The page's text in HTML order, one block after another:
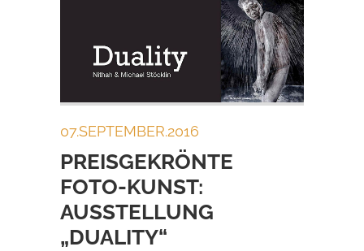
07.SEPTEMBER.2016
PREISGEKRÖNTE
FOTO-KUNST:
AUSSTELLUNG
„DUALITY“